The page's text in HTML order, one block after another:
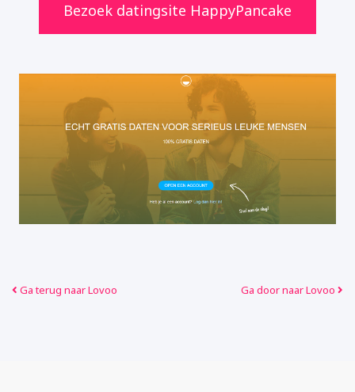
Bezoek datingsite HappyPancake
Ga terug naar Lovoo Ga door naar Lovoo